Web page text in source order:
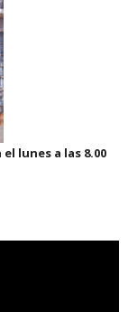
lunes a las 8.00